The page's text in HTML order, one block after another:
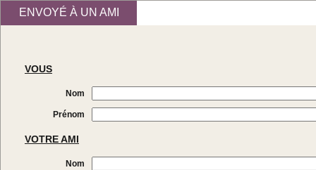
ENVOYÉ À UN AMI
VOUS
Nom
Prénom
VOTRE AMI
Nom